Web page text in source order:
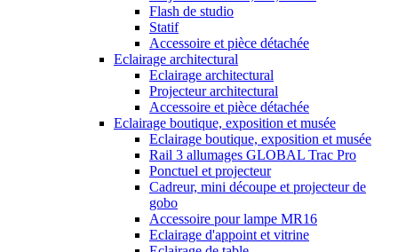
Flash de studio
Statif
Accessoire et pièce détachée
Eclairage architectural
Eclairage architectural
Projecteur architectural
Accessoire et pièce détachée
Eclairage boutique, exposition et musée
Eclairage boutique, exposition et musée
Rail 3 allumages GLOBAL Trac Pro
Ponctuel et projecteur
Cadreur, mini découpe et projecteur de
gobo
Accessoire pour lampe MR16
Eclairage d'appoint et vitrine